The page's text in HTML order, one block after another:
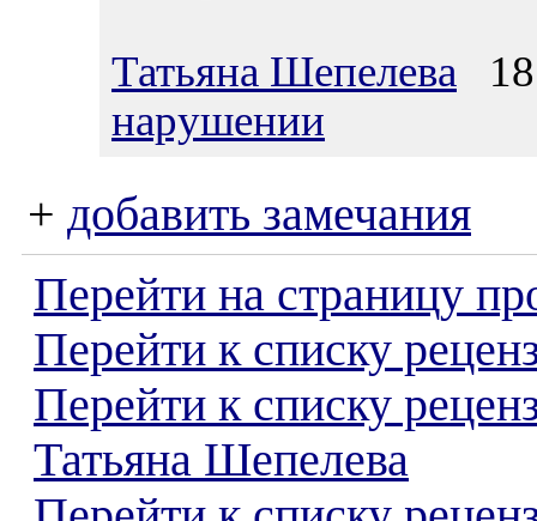
Татьяна Шепелева
нарушении
+ добавить замечания
Перейти на страницу
Перейти к списку
Перейти к списку
Татьяна Шепелева